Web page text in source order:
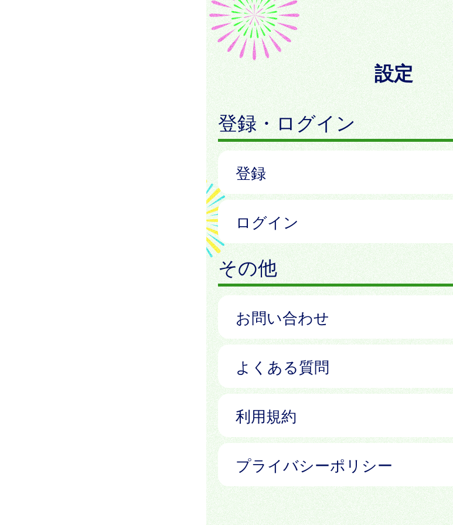
設定
登録・ログイン
登録
ログイン
その他
お問い合わせ
よくある質問
利用規約
プライバシーポリシー